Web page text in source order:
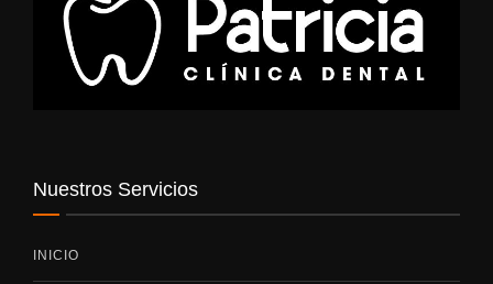
Nuestros Servicios
INICIO